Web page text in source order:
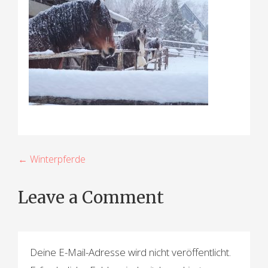
B
i
← Winterpferde
Leave a Comment
Deine E-Mail-Adresse wird nicht veröffentlicht.